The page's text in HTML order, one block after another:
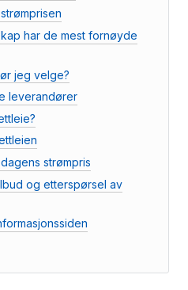
har de mest fornøyde
jeg velge?
leverandører
strømpris
og etterspørsel av